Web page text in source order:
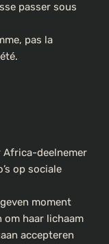
passer sous
pas la
Africa-deelnemer
op sociale
moment
haar lichaam
accepteren